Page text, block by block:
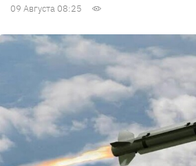
09 Августа 08:25